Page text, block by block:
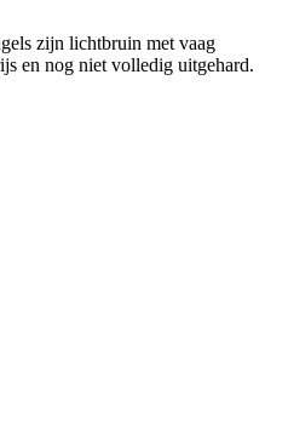
zijn lichtbruin met vaag
en nog niet volledig uitgehard.